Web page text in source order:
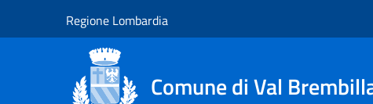
Regione Lombardia
Comune di Val